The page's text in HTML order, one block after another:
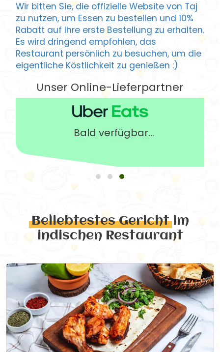
Wir bitten Sie, die offizielle Website von Taj
zu nutzen, um Essen zu bestellen und 10%
Rabatt auf Ihre erste Bestellung zu erhalten.
Es wird dringend empfohlen, das
Restaurant persönlich zu besuchen, um die
eigentliche Köstlichkeit zu genießen :)
Unser Online-Lieferpartner
Bald verfügbar...
Beliebtestes Gerichtim
indischen Restaurant